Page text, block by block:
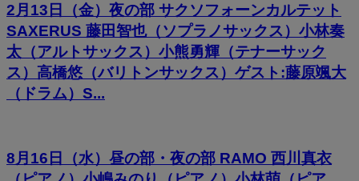
2月13日（金）夜の部 サクソフォーンカルテット
SAXERUS 藤田智也（ソプラノサックス）小林奏
太（アルトサックス）小熊勇輝（テナーサック
ス）高橋悠（バリトンサックス）ゲスト:藤原颯大
（ドラム）S...
8月16日（水）昼の部・夜の部 RAMO 西川真衣